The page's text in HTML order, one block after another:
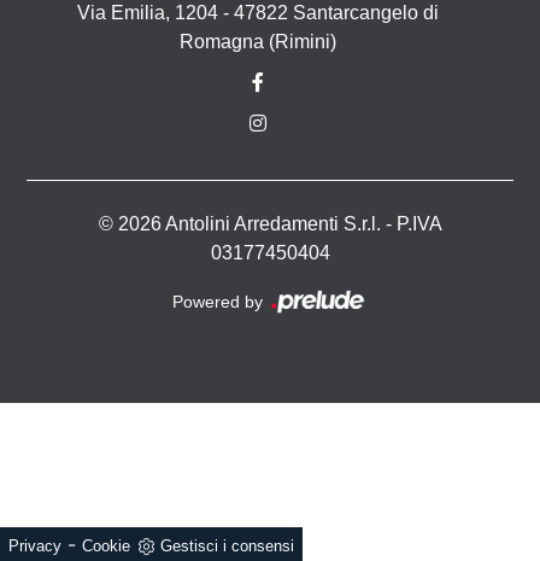
Via Emilia, 1204 - 47822 Santarcangelo di
Romagna (Rimini)
© 2026 Antolini Arredamenti S.r.l. - P.IVA
03177450404
Powered by
Privacy - Cookie Gestisci i consensi